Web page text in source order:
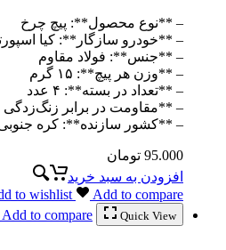
– **نوع محصول**: پیچ چرخ
– **خودرو سازگار**: کیا
– **جنس**: فولاد مقاوم
– **وزن هر پیچ**: ۱۵ گرم
– **تعداد در بسته**: ۴ عدد
– **مقاومت در برابر
– **کشور سازنده**: کره
95.000 تومان
افزودن به سبد خرید
to wishlist
Add to compare
Quick View
Add to compare